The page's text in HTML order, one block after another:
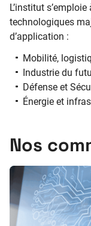
L’institut
technologiques
d’application :
Mobilité,
Industrie du
Défense et
Énergie et
Nos